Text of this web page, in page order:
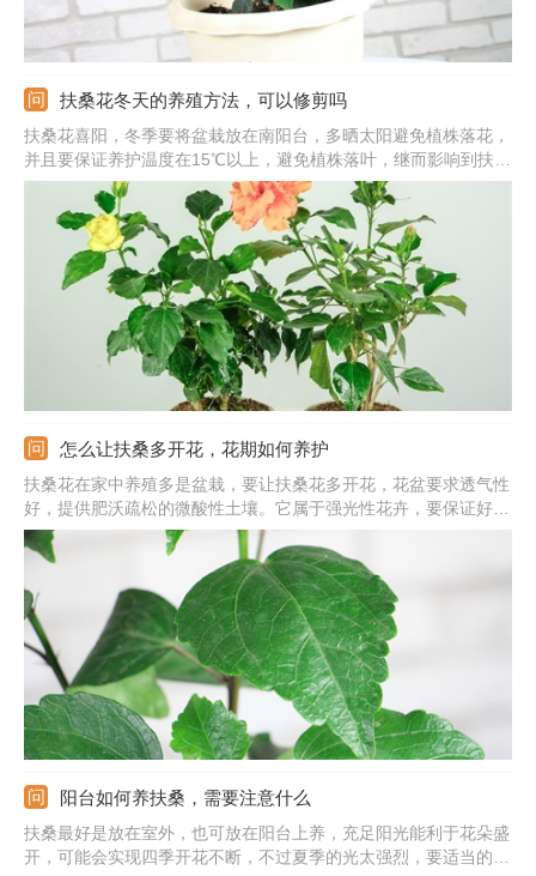
扶桑花冬天的养殖方法，可以修剪吗
扶桑花喜阳，冬季要将盆栽放在南阳台，多晒太阳避免植株落花，
并且要保证养护温度在15℃以上，避免植株落叶，继而影响到扶桑
花以后的生长发育和开花。冬季温度低，浇水就不能太勤，最好等
土接近干透再浇水，也不要施肥，避免植株发生肥害，除非养在暖
气房，可以少量施加淡淡的肥水。
怎么让扶桑多开花，花期如何养护
扶桑花在家中养殖多是盆栽，要让扶桑花多开花，花盆要求透气性
好，提供肥沃疏松的微酸性土壤。它属于强光性花卉，要保证好光
照，生长需提供阳光充足的环境。注意好水肥管理，扶桑花喜欢生
长在湿润的环境中，给水需及时，浇水保证浇透，开花前给予充足
的养分。还需适当对植株修剪，去除掉多余的芽，适当剪除过密的
枝条。
阳台如何养扶桑，需要注意什么
扶桑最好是放在室外，也可放在阳台上养，充足阳光能利于花朵盛
开，可能会实现四季开花不断，不过夏季的光太强烈，要适当的遮